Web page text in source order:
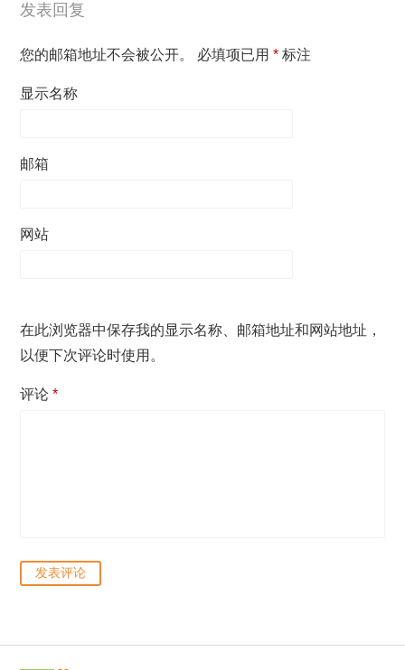
发表回复
您的邮箱地址不会被公开。 必填项已用* 标注
显示名称
邮箱
网站
在此浏览器中保存我的显示名称、邮箱地址和网站地址，
以便下次评论时使用。
评论*